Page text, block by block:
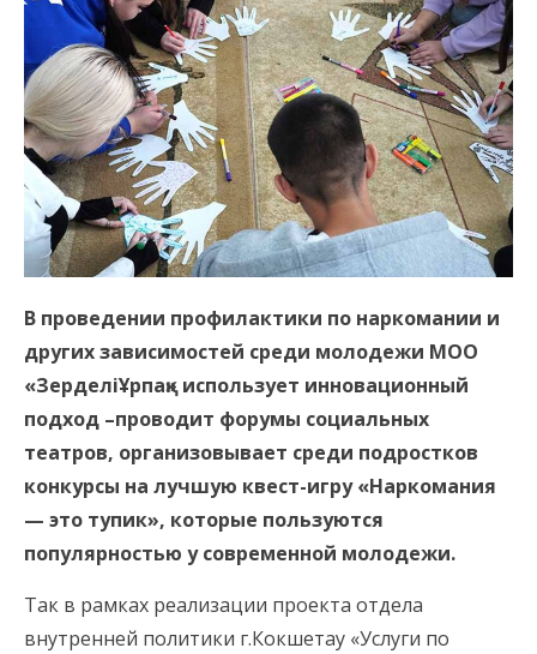
В проведении профилактики по наркомании и
других зависимостей среди молодежи МОО
«ЗерделіҰрпақ» использует инновационный
подход –проводит форумы социальных
театров, организовывает среди подростков
конкурсы на лучшую квест-игру «Наркомания
— это тупик», которые пользуются
популярностью у современной молодежи.
Так в рамках реализации проекта отдела
внутренней политики г.Кокшетау «Услуги по